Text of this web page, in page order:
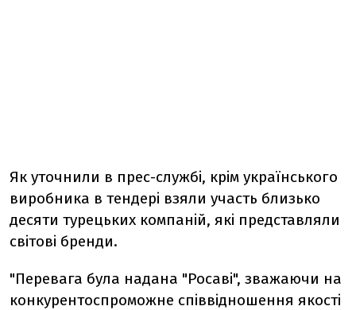
Як уточнили в прес-службi, крiм українського
виробника в тендерi взяли участь близько
десяти турецьких компанiй, якi представляли
свiтовi бренди.
"Перевага була надана "Росавi", зважаючи на
конкурентоспроможне спiввiдношення якостi